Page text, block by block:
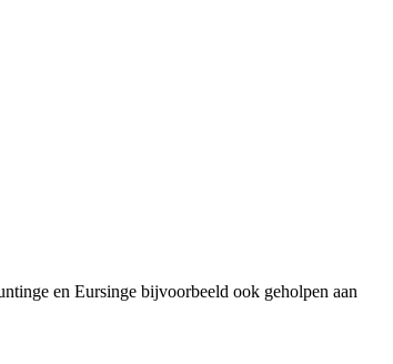
en Eursinge bijvoorbeeld ook geholpen aan